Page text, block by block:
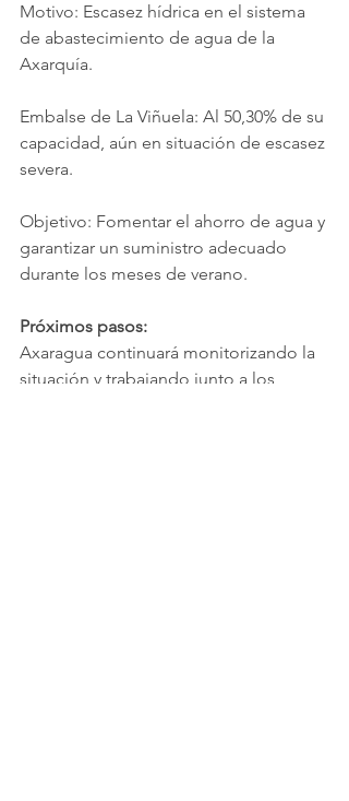
Motivo: Escasez hídrica en el sistema
de abastecimiento de agua de la
Axarquía.
Embalse de La Viñuela: Al 50,30% de su
capacidad, aún en situación de escasez
severa.
Objetivo: Fomentar el ahorro de agua y
garantizar un suministro adecuado
durante los meses de verano.
Próximos pasos:
Axaragua continuará monitorizando la
situación y trabajando junto a los